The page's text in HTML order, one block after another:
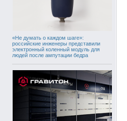
«Не думать о каждом шаге»:
российские инженеры представили
электронный коленный модуль для
людей после ампутации бедра